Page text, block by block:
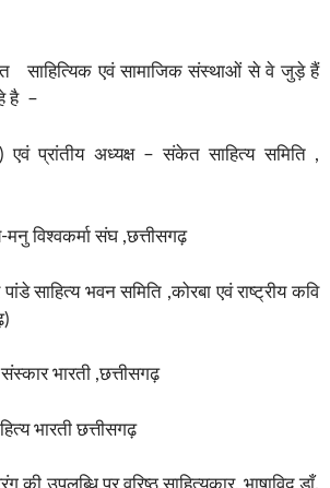
साहित्यिक एवं सामाजिक संस्थाओं से वे जुड़े हैं
है –
प्रांतीय अध्यक्ष – संकेत साहित्य समिति ,
विश्वकर्मा संघ ,छत्तीसगढ़
साहित्य भवन समिति ,कोरबा एवं राष्ट्रीय कवि
संस्कार भारती ,छत्तीसगढ़
भारती छत्तीसगढ़